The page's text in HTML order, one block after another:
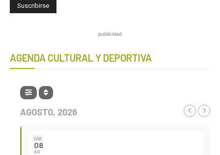
publicidad
AGENDA CULTURAL Y DEPORTIVA
AGOSTO, 2026
SÁB
08
AG